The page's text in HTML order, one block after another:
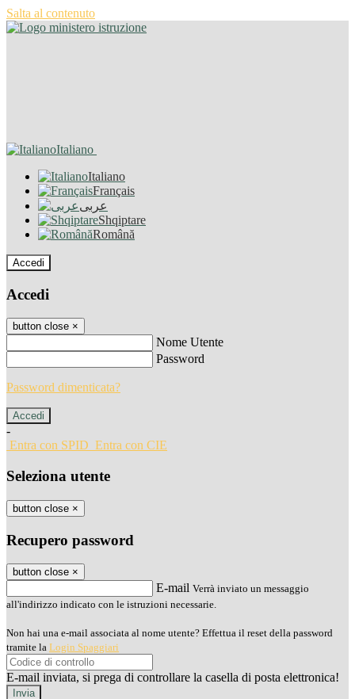
Salta al contenuto
Italiano
Italiano
Français
عربى
Shqiptare
Română
Accedi
Accedi
button close ×
Nome Utente
Password
Password dimenticata?
-
Entra con SPID Entra con CIE
Seleziona utente
button close ×
Recupero password
button close ×
E-mail Verrà inviato un messaggio
all'indirizzo indicato con le istruzioni necessarie.
Non hai una e-mail associata al nome utente? Effettua il reset della password
tramite la Login Spaggiari
E-mail inviata, si prega di controllare la casella di posta elettronica!